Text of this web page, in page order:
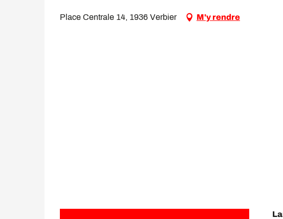
Place Centrale 14, 1936 Verbier M'y rendre